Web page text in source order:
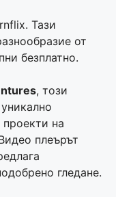
Тази
от
безплатно.
, този
на
плеърът
гледане.